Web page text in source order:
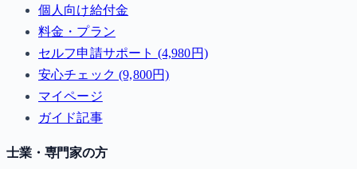
個人向け給付金
料金・プラン
セルフ申請サポート (4,980円)
安心チェック (9,800円)
マイページ
ガイド記事
士業・専門家の方